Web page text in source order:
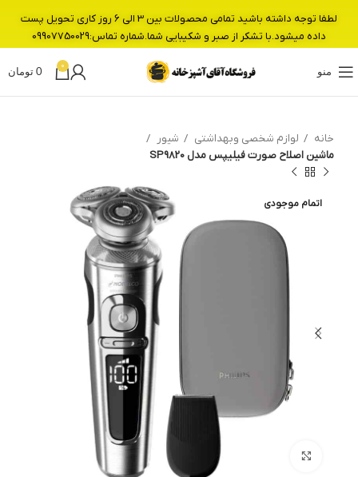
منو
0
0 تومان
خانه لوازم شخصی وبهداشتی
شیور
ماشین اصلاح صورت فیلیپس مدل SP9820
اتمام موجودی
لطفا توجه داشته باشید تمامی محصولات بین 3 الی 6 روز کاری تحویل پست
داده میشود.با تشکر از صبر و شکیبایی شما.شماره تماس:09907750029